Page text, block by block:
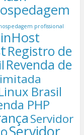
profissional
Registro de
Revenda de
Brasil
PHP
Servidor